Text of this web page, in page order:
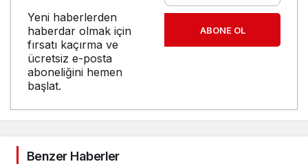
Yeni haberlerden
haberdar olmak için
fırsatı kaçırma ve
ücretsiz e-posta
aboneliğini hemen
başlat.
ABONE OL
Benzer Haberler